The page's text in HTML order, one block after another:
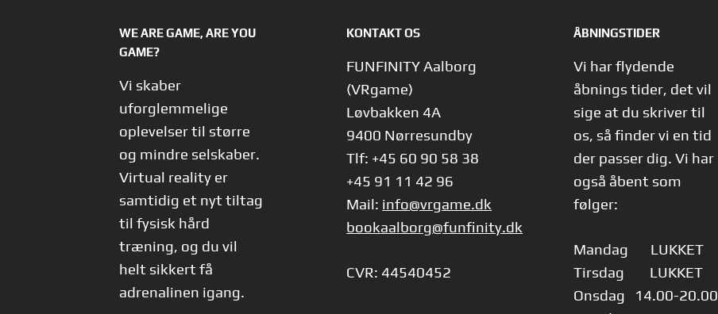
WE ARE GAME, ARE YOU
GAME?
Vi skaber
uforglemmelige
oplevelser til større
og mindre selskaber.
Virtual reality er
samtidig et nyt tiltag
til fysisk hård
træning, og du vil
helt sikkert få
adrenalinen igang.
KONTAKT OS
FUNFINITY Aalborg
(VRgame)
Løvbakken 4A
9400 Nørresundby
Tlf: +45 60 90 58 38
+45 91 11 42 96
Mail: info@vrgame.dk
bookaalborg@funfinity.dk
CVR: 44540452
ÅBNINGSTIDER
Vi har flydende
åbnings tider, det vil
sige at du skriver til
os, så finder vi en tid
der passer dig. Vi har
også åbent som
følger:
Mandag LUKKET
Tirsdag LUKKET
Onsdag 14.00-20.00